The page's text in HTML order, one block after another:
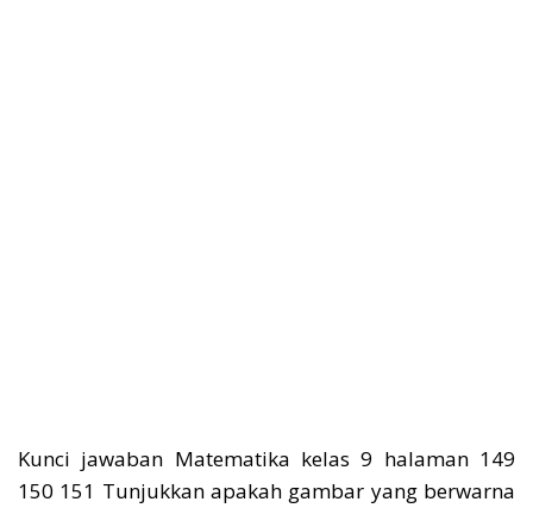
Kunci jawaban Matematika kelas 9 halaman 149
150 151 Tunjukkan apakah gambar yang berwarna